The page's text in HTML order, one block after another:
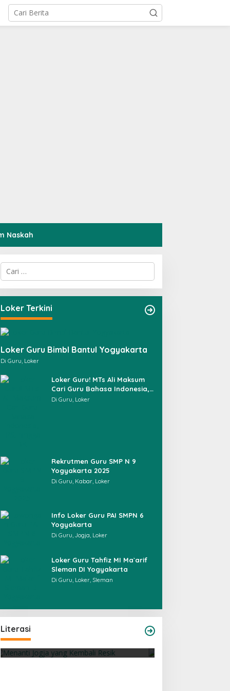
Naskah
C
i
u
n
t
u
:
Loker Terkini
Loker Guru Bimbl Bantul Yogyakarta
Di Guru, Loker
Loker Guru! MTs Ali Maksum
Cari Guru Bahasa Indonesia,
IPS, hingga BK
Di Guru, Loker
Rekrutmen Guru SMP N 9
Yogyakarta 2025
Di Guru, Kabar, Loker
Info Loker Guru PAI SMPN 6
Yogyakarta
Di Guru, Jogja, Loker
Loker Guru Tahfiz MI Ma`arif
Sleman DI Yogyakarta
Di Guru, Loker, Sleman
Literasi
Sajak-Sajak Rudiana Ade Ginanjar